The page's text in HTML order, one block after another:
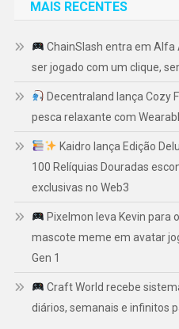
MAIS RECENTES
ChainSlash entra em Alfa
ser jogado com um clique,
Decentraland lança Cozy
pesca relaxante com
Kaidro lança Edição
100 Relíquias Douradas
exclusivas no Web3
Pixelmon leva Kevin para
mascote meme em avatar
Gen 1
Craft World recebe
diários, semanais e infinitos